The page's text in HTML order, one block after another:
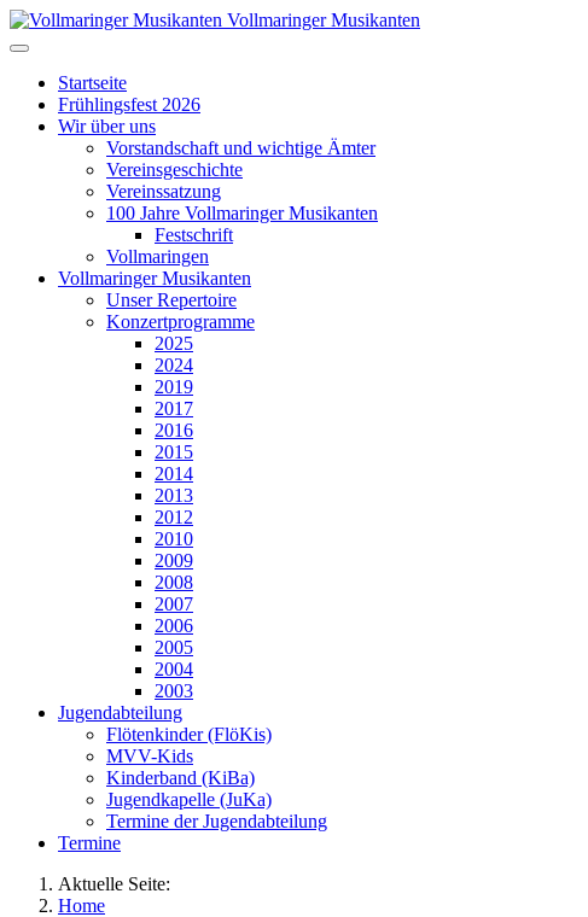
Vollmaringer Musikanten
Startseite
Frühlingsfest 2026
Wir über uns
Vorstandschaft und wichtige Ämter
Vereinsgeschichte
Vereinssatzung
100 Jahre Vollmaringer Musikanten
Festschrift
Vollmaringen
Vollmaringer Musikanten
Unser Repertoire
Konzertprogramme
2025
2024
2019
2017
2016
2015
2014
2013
2012
2010
2009
2008
2007
2006
2005
2004
2003
Jugendabteilung
Flötenkinder (FlöKis)
MVV-Kids
Kinderband (KiBa)
Jugendkapelle (JuKa)
Termine der Jugendabteilung
Termine
Aktuelle Seite:
Home